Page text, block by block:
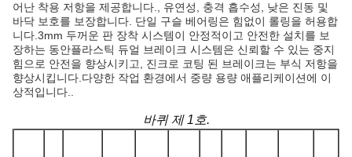
어난 착용 저항을 제공합니다., 유연성, 충격 흡수성, 낮은 진동 및
바닥 보호를 보장합니다. 단일 구슬 베어링은 힘없이 롤링을 허용합
니다.3mm 두꺼운 판 장착 시스템이 안정적이고 안전한 설치를 보
장하는 동안플라스틱 듀얼 브레이크 시스템은 신뢰할 수 있는 중지
힘으로 안전을 향상시키고, 진크로 코팅 된 브레이크는 부식 저항을
향상시킵니다.다양한 작업 환경에서 중량 용량 애플리케이션에 이
상적입니다..
바퀴 제 1호.